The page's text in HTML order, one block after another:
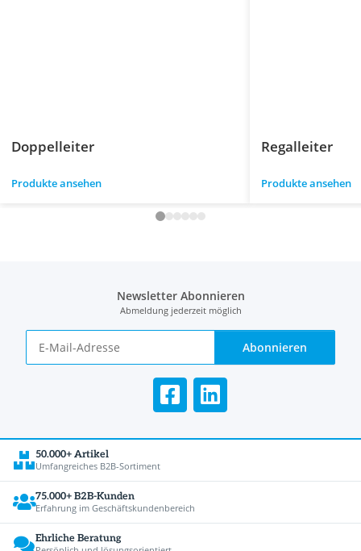
Doppelleiter
Produkte ansehen
Regalleiter
Produkte ansehen
Newsletter Abonnieren
Abmeldung jederzeit möglich
Abonnieren
50.000+ Artikel
Umfangreiches B2B-Sortiment
75.000+ B2B-Kunden
Erfahrung im Geschäftskundenbereich
Ehrliche Beratung